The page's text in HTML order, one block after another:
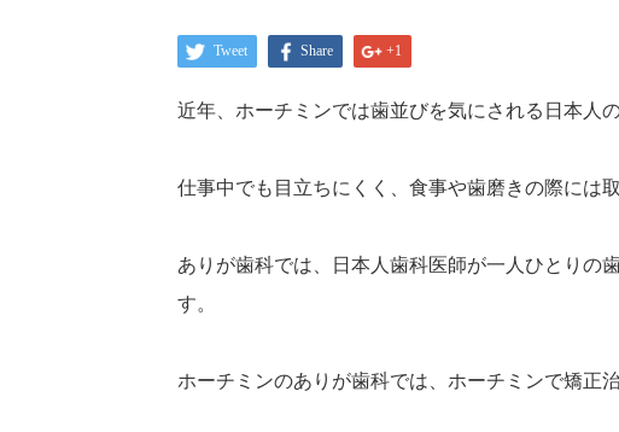
Tweet Share +1
近年、ホーチミンでは歯並びを気にされる日本人
仕事中でも目立ちにくく、食事や歯磨きの際には
ありが歯科では、日本人歯科医師が一人ひとりの
す。
ホーチミンのありが歯科では、ホーチミンで矯正